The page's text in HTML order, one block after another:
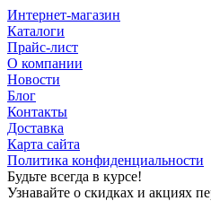
Интернет-магазин
Каталоги
Прайс-лист
О компании
Новости
Блог
Контакты
Доставка
Карта сайта
Политика конфиденциальности
Будьте всегда в курсе!
Узнавайте о скидках и акциях